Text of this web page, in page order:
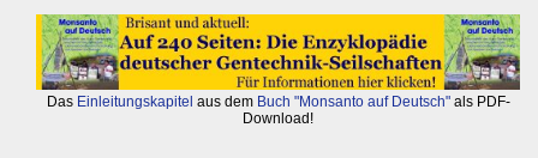
Das Einleitungskapitel aus dem Buch "Monsanto auf Deutsch"als PDF-
Download!